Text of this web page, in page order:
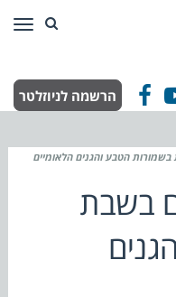
Facebookהרשמה לניוזלטר
בשבת